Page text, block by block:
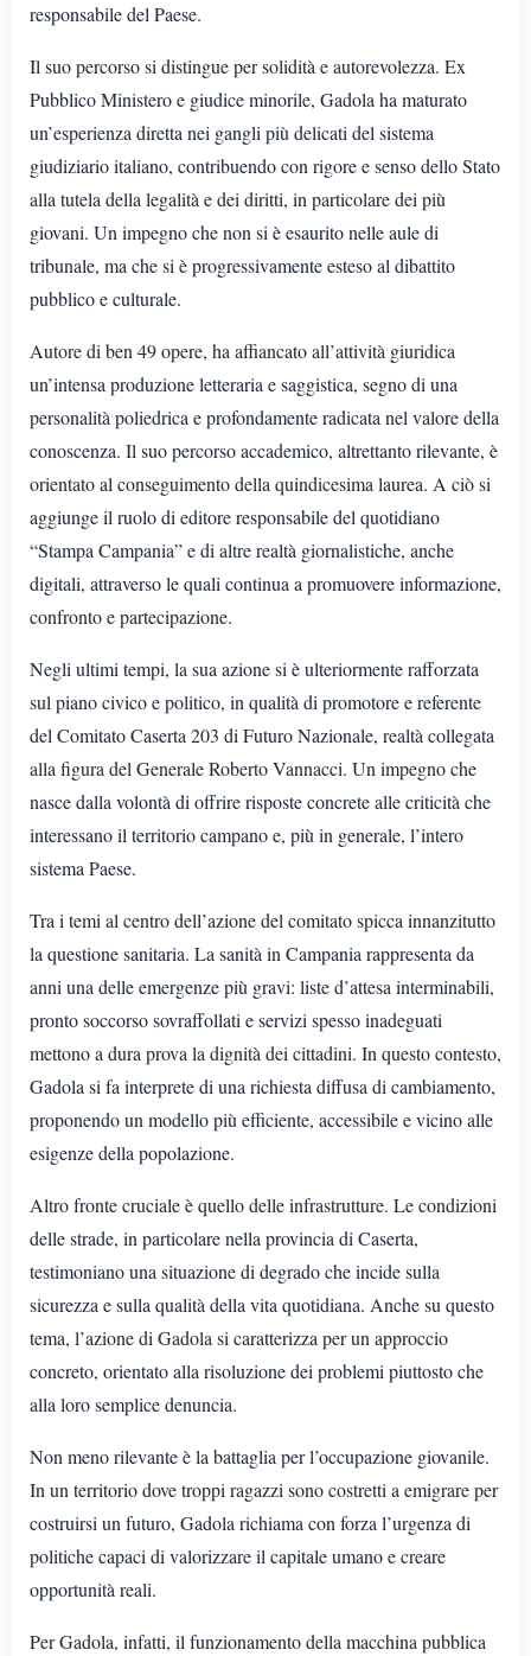
responsabile del Paese.
Il suo percorso si distingue per solidità e autorevolezza. Ex
Pubblico Ministero e giudice minorile, Gadola ha maturato
un’esperienza diretta nei gangli più delicati del sistema
giudiziario italiano, contribuendo con rigore e senso dello Stato
alla tutela della legalità e dei diritti, in particolare dei più
giovani. Un impegno che non si è esaurito nelle aule di
tribunale, ma che si è progressivamente esteso al dibattito
pubblico e culturale.
Autore di ben 49 opere, ha affiancato all’attività giuridica
un’intensa produzione letteraria e saggistica, segno di una
personalità poliedrica e profondamente radicata nel valore della
conoscenza. Il suo percorso accademico, altrettanto rilevante, è
orientato al conseguimento della quindicesima laurea. A ciò si
aggiunge il ruolo di editore responsabile del quotidiano
“Stampa Campania” e di altre realtà giornalistiche, anche
digitali, attraverso le quali continua a promuovere informazione,
confronto e partecipazione.
Negli ultimi tempi, la sua azione si è ulteriormente rafforzata
sul piano civico e politico, in qualità di promotore e referente
del Comitato Caserta 203 di Futuro Nazionale, realtà collegata
alla figura del Generale Roberto Vannacci. Un impegno che
nasce dalla volontà di offrire risposte concrete alle criticità che
interessano il territorio campano e, più in generale, l’intero
sistema Paese.
Tra i temi al centro dell’azione del comitato spicca innanzitutto
la questione sanitaria. La sanità in Campania rappresenta da
anni una delle emergenze più gravi: liste d’attesa interminabili,
pronto soccorso sovraffollati e servizi spesso inadeguati
mettono a dura prova la dignità dei cittadini. In questo contesto,
Gadola si fa interprete di una richiesta diffusa di cambiamento,
proponendo un modello più efficiente, accessibile e vicino alle
esigenze della popolazione.
Altro fronte cruciale è quello delle infrastrutture. Le condizioni
delle strade, in particolare nella provincia di Caserta,
testimoniano una situazione di degrado che incide sulla
sicurezza e sulla qualità della vita quotidiana. Anche su questo
tema, l’azione di Gadola si caratterizza per un approccio
concreto, orientato alla risoluzione dei problemi piuttosto che
alla loro semplice denuncia.
Non meno rilevante è la battaglia per l’occupazione giovanile.
In un territorio dove troppi ragazzi sono costretti a emigrare per
costruirsi un futuro, Gadola richiama con forza l’urgenza di
politiche capaci di valorizzare il capitale umano e creare
opportunità reali.
Per Gadola, infatti, il funzionamento della macchina pubblica